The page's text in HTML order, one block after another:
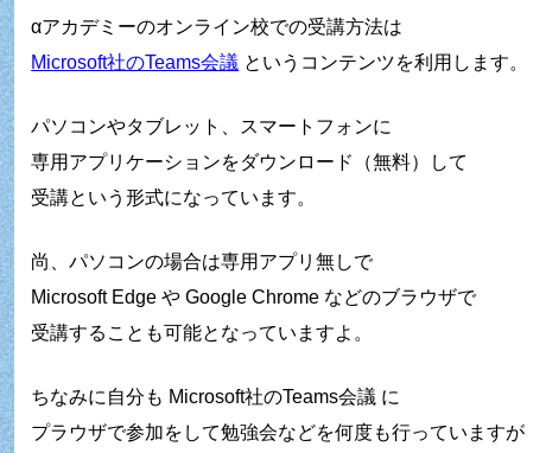
αアカデミーのオンライン校での受講方法は
Microsoft社のTeams会議 というコンテンツを利用します。
パソコンやタブレット、スマートフォンに
専用アプリケーションをダウンロード（無料）して
受講という形式になっています。
尚、パソコンの場合は専用アプリ無しで
Microsoft Edge や Google Chrome などのブラウザで
受講することも可能となっていますよ。
ちなみに自分も Microsoft社のTeams会議 に
プラウザで参加をして勉強会などを何度も行っていますが